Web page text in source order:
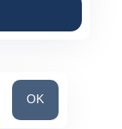
Căutați o țară
OK